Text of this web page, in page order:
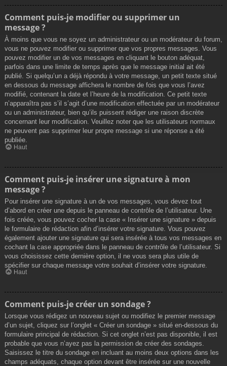
Comment puis-je modifier ou supprimer un
message ?
À moins que vous ne soyez un administrateur ou un modérateur du forum,
vous ne pouvez modifier ou supprimer que vos propres messages. Vous
pouvez modifier un de vos messages en cliquant le bouton adéquat,
parfois dans une limite de temps après que le message initial ait été
publié. Si quelqu’un a déjà répondu à votre message, un petit texte situé
en dessous du message affichera le nombre de fois que vous l’avez
modifié, contenant la date et l’heure de la modification. Ce petit texte
n’apparaîtra pas s’il s’agit d’une modification effectuée par un modérateur
ou un administrateur, bien qu’ils puissent rédiger une raison discrète
concernant leur modification. Veuillez noter que les utilisateurs normaux
ne peuvent pas supprimer leur propre message si une réponse a été
publiée.
Haut
Comment puis-je insérer une signature à mon
message ?
Pour insérer une signature à un de vos messages, vous devez tout
d’abord en créer une depuis le panneau de contrôle de l’utilisateur. Une
fois créée, vous pouvez cocher la case « Insérer une signature » depuis
le formulaire de rédaction afin d’insérer votre signature. Vous pouvez
également ajouter une signature qui sera insérée à tous vos messages en
cochant la case appropriée dans le panneau de contrôle de l’utilisateur. Si
vous choisissez cette dernière option, il ne vous sera plus utile de
spécifier sur chaque message votre souhait d’insérer votre signature.
Haut
Comment puis-je créer un sondage ?
Lorsque vous rédigez un nouveau sujet ou modifiez le premier message
d’un sujet, cliquez sur l’onglet « Créer un sondage » situé en-dessous du
formulaire principal de rédaction. Si cet onglet n’est pas disponible, il est
probable que vous n’ayez pas la permission de créer des sondages.
Saisissez le titre du sondage en incluant au moins deux options dans les
champs adéquats, chaque option devant être insérée sur une nouvelle